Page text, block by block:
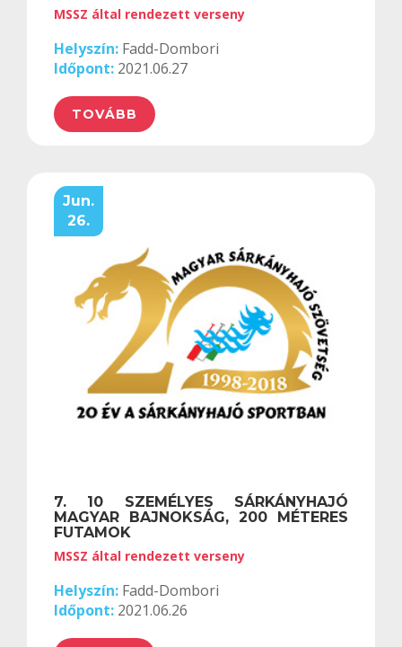
MSSZ által rendezett verseny
Helyszín: Fadd-Dombori
Időpont: 2021.06.27
TOVÁBB
Jun.
26.
7. 10 SZEMÉLYES SÁRKÁNYHAJÓ
MAGYAR BAJNOKSÁG, 200 MÉTERES
FUTAMOK
MSSZ által rendezett verseny
Helyszín: Fadd-Dombori
Időpont: 2021.06.26